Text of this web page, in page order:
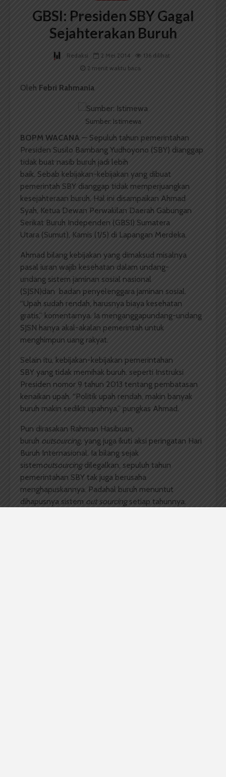
GBSI: Presiden SBY Gagal
Sejahterakan Buruh
Redaksi 2 Mei 2014
136 dilihat
2 menit waktu baca
Oleh Febri Rahmania
Sumber: Istimewa
BOPM WACANA — Sepuluh tahun pemerintahan
Presiden Susilo Bambang Yudhoyono (SBY) dianggap
tidak buat nasib buruh jadi lebih
baik. Sebab kebijakan-kebijakan yang dibuat
pemerintah SBY dianggap tidak memperjuangkan
kesejahteraan buruh. Hal ini disampaikan Ahmad
Syah, Ketua Dewan Perwakilan Daerah Gabungan
Serikat Buruh Independen (GBSI) Sumatera
Utara (Sumut), Kamis (1/5) di Lapangan Merdeka.
Ahmad bilang kebijakan yang dimaksud misalnya
pasal iuran wajib kesehatan dalam undang-
undang sistem jaminan sosial nasional
(SJSN)dan badan penyelenggara jaminan sosial.
“Upah sudah rendah, harusnya biaya kesehatan
gratis,” komentarnya. Ia menganggapundang-undang
SJSN hanya akal-akalan pemerintah untuk
menghimpun uang rakyat.
Selain itu, kebijakan-kebijakan pemerintahan
SBY yang tidak memihak buruh. seperti Instruksi
Presiden nomor 9 tahun 2013 tentang pembatasan
kenaikan upah. “Politik upah rendah, makin banyak
buruh makin sedikit upahnya,” pungkas Ahmad.
Pun dirasakan Rahman Hasibuan,
buruh outsourcing, yang juga ikuti aksi peringatan Hari
Buruh Internasional. Ia bilang sejak
sistemoutsourcing dilegalkan, sepuluh tahun
pemerintahan SBY tak juga berusaha
menghapuskannya. Padahal buruh menuntut
dihapusnya sistem out sourcing setiap tahunnya.